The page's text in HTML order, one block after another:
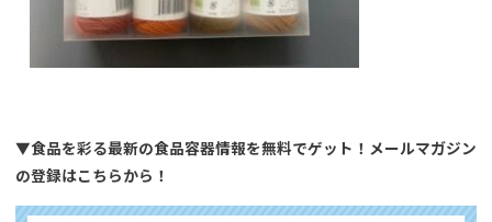
▼食品を彩る最新の食品容器情報を無料でゲット！メールマガジン
の登録はこちらから！